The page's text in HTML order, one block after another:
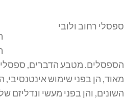
ספסלי רחוב ולובי
הספסלים. מטבע הדברים, ספסלי
מאוד, הן בפני שימוש אינטנסיבי,
השונים, והן בפני מעשי ונדליזם